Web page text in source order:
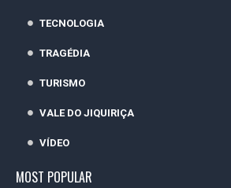
TECNOLOGIA
TRAGÉDIA
TURISMO
VALE DO JIQUIRIÇA
VÍDEO
MOST POPULAR